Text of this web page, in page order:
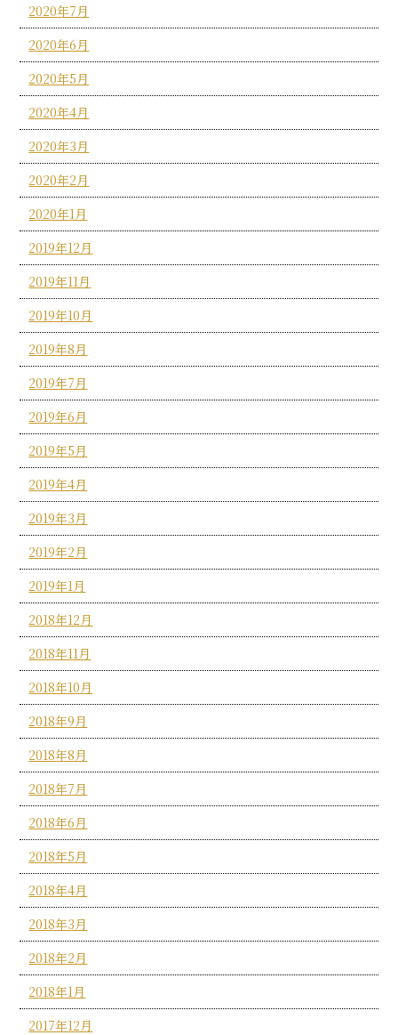
2020年7月
2020年6月
2020年5月
2020年4月
2020年3月
2020年2月
2020年1月
2019年12月
2019年11月
2019年10月
2019年8月
2019年7月
2019年6月
2019年5月
2019年4月
2019年3月
2019年2月
2019年1月
2018年12月
2018年11月
2018年10月
2018年9月
2018年8月
2018年7月
2018年6月
2018年5月
2018年4月
2018年3月
2018年2月
2018年1月
2017年12月